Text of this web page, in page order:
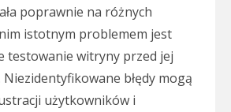
poprawnie na różnych
istotnym problemem jest
testowanie witryny przed jej
błędy mogą
użytkowników i